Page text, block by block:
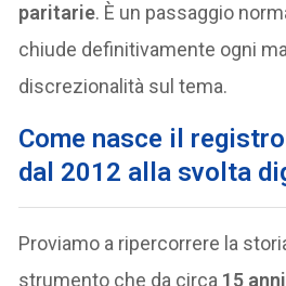
paritarie. È un passaggio
chiude definitivamente ogni
discrezionalità sul tema.
Come nasce il
dal 2012 alla svolta
Proviamo a ripercorrere la
strumento che da circa 15 anni